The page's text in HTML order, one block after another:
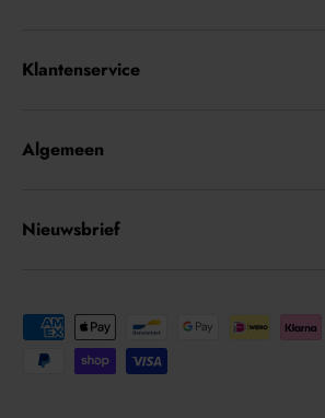
Klantenservice
Algemeen
Nieuwsbrief
Geaccepteerde betaalmethoden